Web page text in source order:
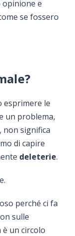
opinione e
se fossero
esprimere le
un problema,
non significa
di capire
deleterie.
perché ci fa
sulle
è un circolo